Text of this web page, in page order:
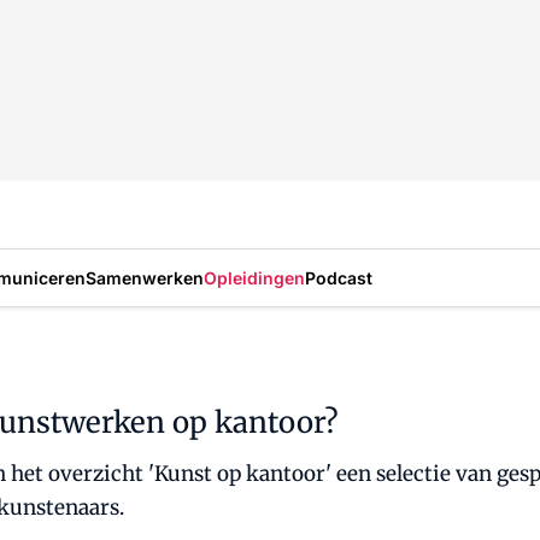
SamenwerkenOpleidingenPodcast
op kantoor?
overzicht 'Kunst op kantoor' een selectie van